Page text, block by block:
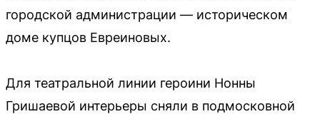
городской администрации — историческом
доме купцов Евреиновых.
Для театральной линии героини Нонны
Гришаевой интерьеры сняли в подмосковной